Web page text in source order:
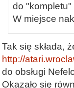
do "kompletu"
W miejsce
Tak się składa,
http://
do obsługi
Okazało się